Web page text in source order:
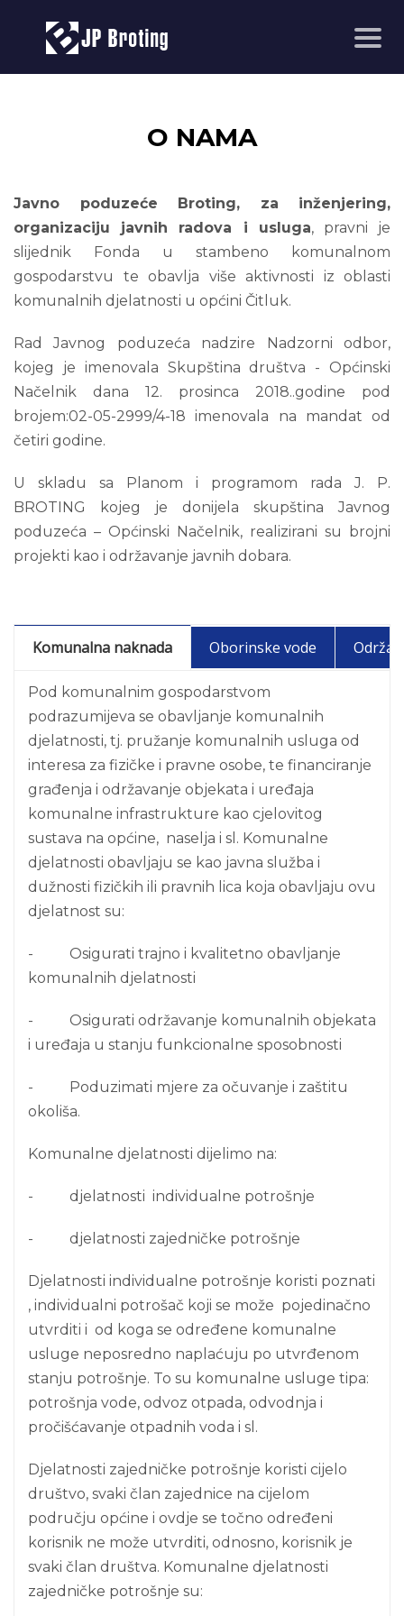
O NAMA
Javno poduzeće Broting, za inženjering,
organizaciju javnih radova i usluga, pravni je
slijednik Fonda u stambeno komunalnom
gospodarstvu te obavlja više aktivnosti iz oblasti
komunalnih djelatnosti u općini Čitluk.
Rad Javnog poduzeća nadzire Nadzorni odbor,
kojeg je imenovala Skupština društva - Općinski
Načelnik dana 12. prosinca 2018..godine pod
brojem:02-05-2999/4-18 imenovala na mandat od
četiri godine.
U skladu sa Planom i programom rada J. P.
BROTING kojeg je donijela skupština Javnog
poduzeća – Općinski Načelnik, realizirani su brojni
projekti kao i održavanje javnih dobara.
Komunalna naknada Oborinske vode
Pod komunalnim gospodarstvom
podrazumijeva se obavljanje komunalnih
djelatnosti, tj. pružanje komunalnih usluga od
interesa za fizičke i pravne osobe, te financiranje
građenja i održavanje objekata i uređaja
komunalne infrastrukture kao cjelovitog
sustava na općine, naselja i sl. Komunalne
djelatnosti obavljaju se kao javna služba i
dužnosti fizičkih ili pravnih lica koja obavljaju ovu
djelatnost su:
- Osigurati trajno i kvalitetno obavljanje
komunalnih djelatnosti
- Osigurati održavanje komunalnih objekata
i uređaja u stanju funkcionalne sposobnosti
- Poduzimati mjere za očuvanje i zaštitu
okoliša.
Komunalne djelatnosti dijelimo na:
- djelatnosti individualne potrošnje
- djelatnosti zajedničke potrošnje
Djelatnosti individualne potrošnje koristi poznati
, individualni potrošač koji se može pojedinačno
utvrditi i od koga se određene komunalne
usluge neposredno naplaćuju po utvrđenom
stanju potrošnje. To su komunalne usluge tipa:
potrošnja vode, odvoz otpada, odvodnja i
pročišćavanje otpadnih voda i sl.
Djelatnosti zajedničke potrošnje koristi cijelo
društvo, svaki član zajednice na cijelom
području općine i ovdje se točno određeni
korisnik ne može utvrditi, odnosno, korisnik je
svaki član društva. Komunalne djelatnosti
zajedničke potrošnje su: